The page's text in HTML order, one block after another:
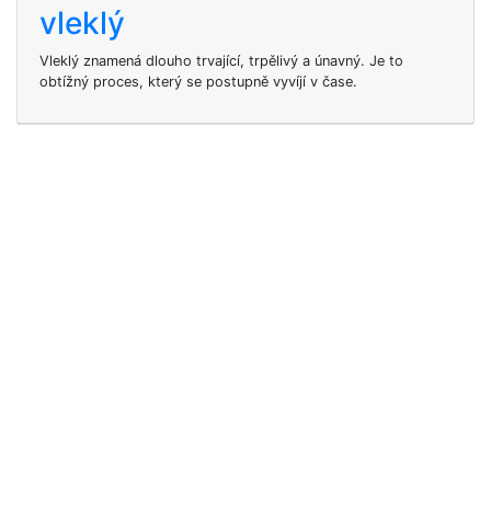
vleklý
Vleklý znamená dlouho trvající, trpělivý a únavný. Je to
obtížný proces, který se postupně vyvíjí v čase.